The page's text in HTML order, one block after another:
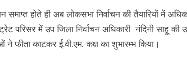
समाप्त होते ही अब लोकसभा निर्वाचन की तैयारियों में
परिसर में उप जिला निर्वाचन अधिकारी नंदिनी साहू की
फीता काटकर ई.वी.एम. कक्ष का शुभारम्भ किया।